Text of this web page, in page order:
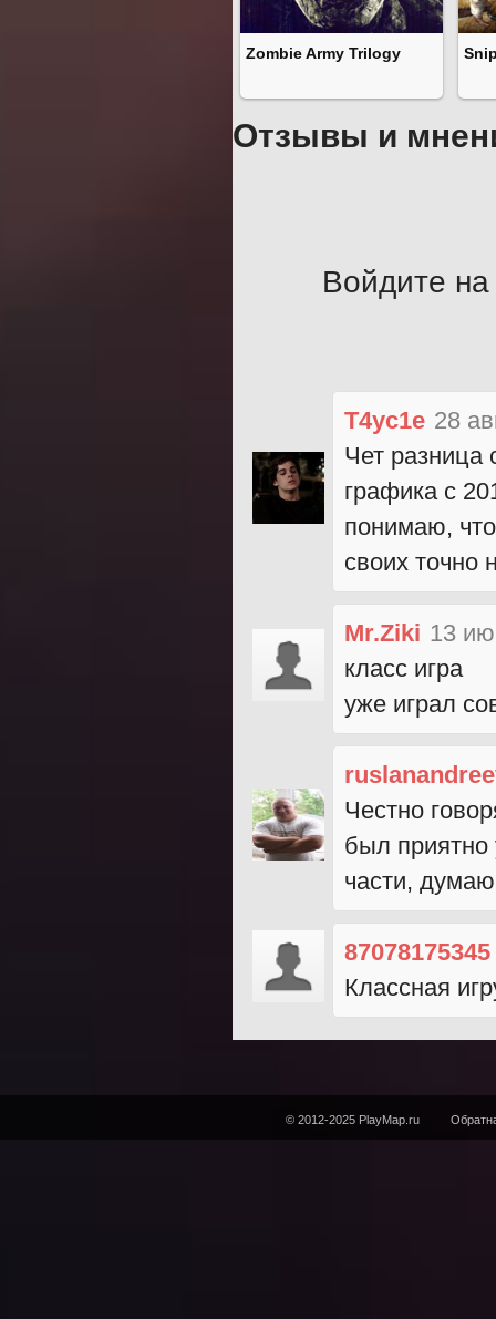
Zombie Army Trilogy
Отзывы и
Войдите на
T4yc1e 28
Чет разница
графика с
понимаю,
своих точно
Mr.Ziki 13
класс игра
уже играл
Честно
был приятно
части,
87078175345
Классная
© 2012-2025 PlayMap.ru